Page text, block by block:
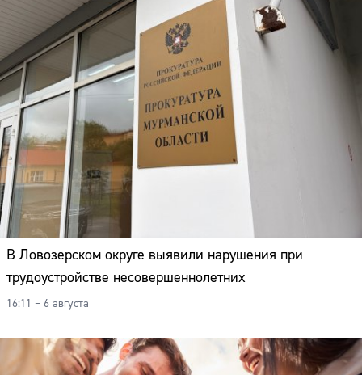
В Ловозерском округе выявили нарушения при
трудоустройстве несовершеннолетних
16:11 – 6 августа